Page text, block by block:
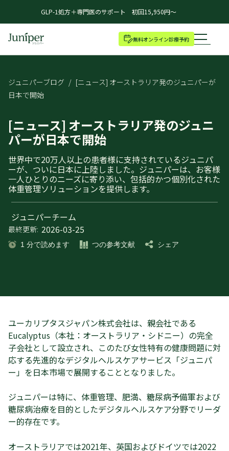
GLP-1処方＋専門医のサポート 初回15,950円～
無料オンライン診療予約
ジュニパーブログ / [ニュース] オーストラリア発のジュニパーが
日本で開始
[ニュース] オーストラリア発のジュニ
パーが日本で開始
世界中で20万人以上の患者様に支持されているジュニパ
ーが、ついに日本に上陸しました。ジュニパーは、お客様
一人ひとりのニーズに寄り添い、包括的かつ個別化された
体重管理ソリューションを提供します。
ジュニパーチーム
最終更新: 2026-03-25
1 分で読めます つの参考文献 シェア
ユーカリプタスジャパン株式会社は、親会社である
Eucalyptus（本社：オーストラリア・シドニー）の完全
子会社として設立され、このたび女性特有の健康問題に対
応する先進的なデジタルヘルスケアサービス「ジュニパ
ー」を日本市場で展開することとなりました。
ジュニパーは特に、体重管理、肥満、糖尿病予備軍および
糖尿病治療を目的としたデジタルヘルスケア分野でリーダ
ー的存在です。
オーストラリアでは2021年、英国およびドイツでは2022